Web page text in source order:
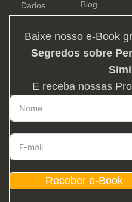
Dados
Blog
Baixe nosso e-Book
Segredos sobre
E receba nossas
Receber e-Book